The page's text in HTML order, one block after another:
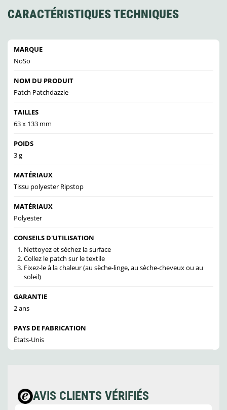
CARACTÉRISTIQUES TECHNIQUES
MARQUE
NoSo
NOM DU PRODUIT
Patch Patchdazzle
TAILLES
63 x 133 mm
POIDS
3 g
MATÉRIAUX
Tissu polyester Ripstop
MATÉRIAUX
Polyester
CONSEILS D'UTILISATION
Nettoyez et séchez la surface
Collez le patch sur le textile
Fixez-le à la chaleur (au sèche-linge, au sèche-cheveux ou au
soleil)
GARANTIE
2 ans
PAYS DE FABRICATION
États-Unis
AVIS CLIENTS VÉRIFIÉS